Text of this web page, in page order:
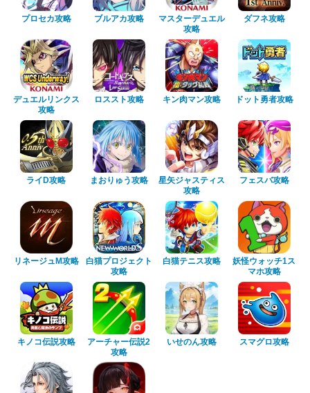
プロセカ攻略 ブルアカ攻略
マスターデュエル
攻略
ダフネ攻略
デュエルリンクス
攻略
ロススト攻略 キン肉マン攻略 ドット勇者攻略
ライD攻略 まおりゅう攻略
星矢ジャスティス
攻略
フェスバ攻略
リネージュM攻略
白猫プロジェクト
攻略
白猫テニス攻略
妖怪ウォッチ1ス
マホ攻略
キノコ伝説攻略
アーチャー伝説2
攻略
いせのん攻略 スマグロ攻略